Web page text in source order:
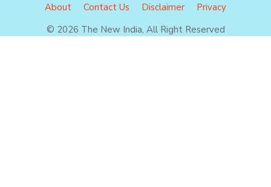
About Contact Us Disclaimer
Privacy
© 2026 The New India, All Right Reserved